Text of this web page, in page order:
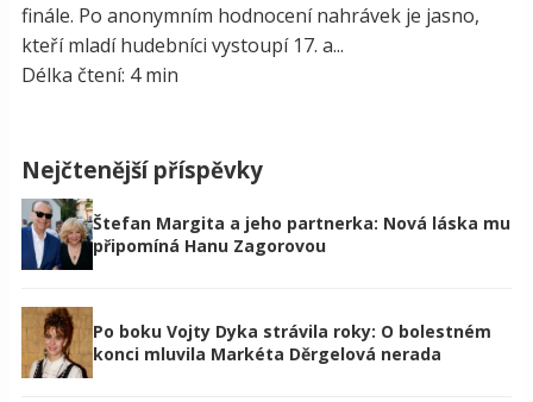
finále. Po anonymním hodnocení nahrávek je jasno,
kteří mladí hudebníci vystoupí 17. a...
Délka čtení: 4 min
Nejčtenější příspěvky
Štefan Margita a jeho partnerka: Nová láska mu
připomíná Hanu Zagorovou
Po boku Vojty Dyka strávila roky: O bolestném
konci mluvila Markéta Děrgelová nerada